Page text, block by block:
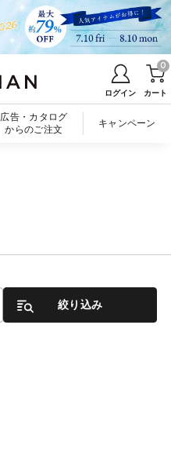
ログイン カート
0
広告・カタログ
からのご注文
キャンペーン
絞り込み